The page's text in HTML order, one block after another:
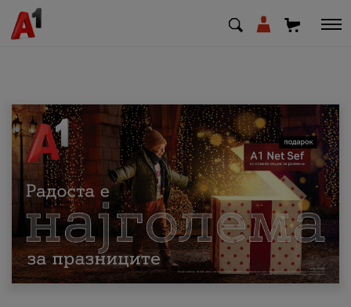
МК EN SQ
Приватни Деловни
Поддршка